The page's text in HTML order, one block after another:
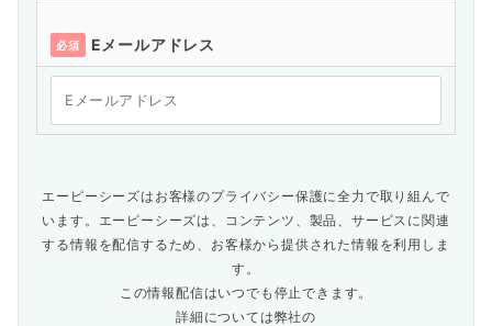
必須 Eメールアドレス
エーピーシーズはお客様のプライバシー保護に全力で取り組んで
います。エーピーシーズは、コンテンツ、製品、サービスに関連
する情報を配信するため、お客様から提供された情報を利用しま
す。
この情報配信はいつでも停止できます。
詳細については弊社の